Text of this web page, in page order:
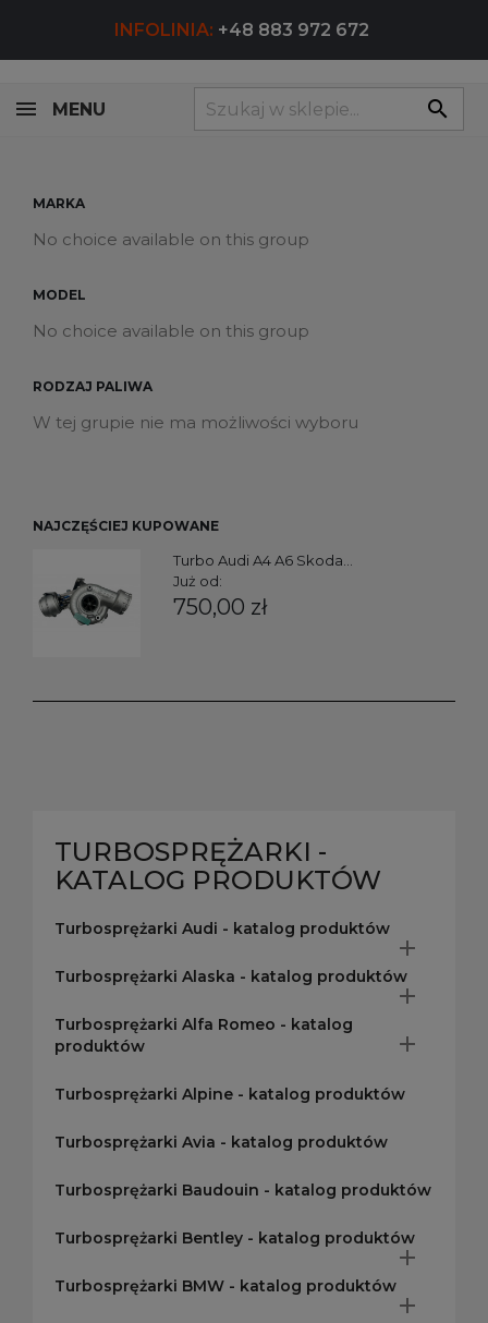
INFOLINIA: +48 883 972 672
search
MENU
MARKA
No choice available on this group
MODEL
No choice available on this group
RODZAJ PALIWA
W tej grupie nie ma możliwości wyboru
NAJCZĘŚCIEJ KUPOWANE
Turbo Audi A4 A6 Skoda...
Już od:
750,00 zł
TURBOSPRĘŻARKI -
KATALOG PRODUKTÓW
Turbosprężarki Audi - katalog produktów

Turbosprężarki Alaska - katalog produktów

Turbosprężarki Alfa Romeo - katalog
produktów

Turbosprężarki Alpine - katalog produktów
Turbosprężarki Avia - katalog produktów
Turbosprężarki Baudouin - katalog produktów
Turbosprężarki Bentley - katalog produktów

Turbosprężarki BMW - katalog produktów
